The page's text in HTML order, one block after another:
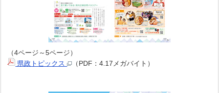
（4ページ～5ページ）
県政トピックス
（PDF：4.17メガバイト）